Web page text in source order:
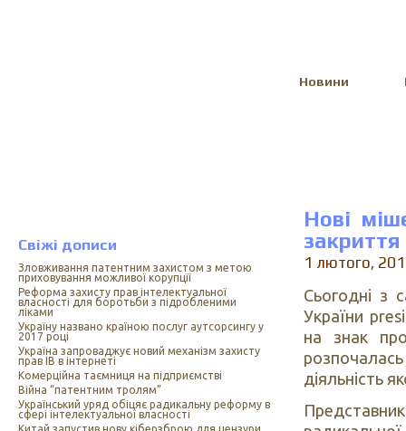
Новини
Свіжі дописи
Зловживання патентним захистом з метою
приховування можливої корупції
Реформа захисту прав інтелектуальної
власності для боротьби з підробленими
ліками
Україну названо країною послуг аутсорсингу у
2017 році
Україна запроваджує новий механізм захисту
прав ІВ в інтернеті
Комерційна таємниця на підприємстві
Війна “патентним тролям”
Український уряд обіцяє радикальну реформу в
сфері інтелектуальної власності
Нові
закриття
1 лютого,
Сьогодні з
України
на знак
діяльність